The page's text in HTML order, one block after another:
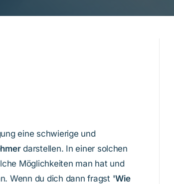
eine schwierige und
darstellen. In einer solchen
Möglichkeiten man hat und
Wenn du dich dann fragst 'Wie